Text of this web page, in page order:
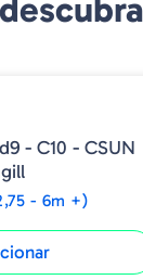
- C10 - CSUN
- 6m +)